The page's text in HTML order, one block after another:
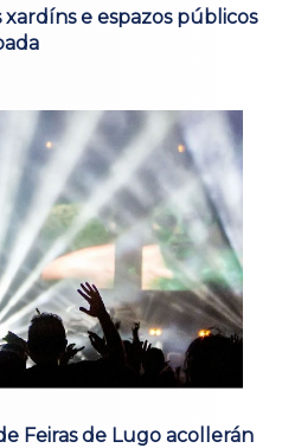
xardíns e espazos públicos
Feiras de Lugo acollerán